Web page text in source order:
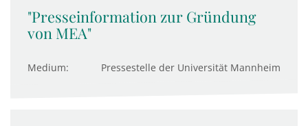
"Presseinformation zur Gründung
von MEA"
Medium: Pressestelle der Universität Mannheim